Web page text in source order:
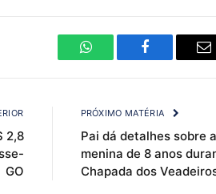
WhatsAppFacebook
2,8
GO
PRÓXIMO MATÉRIA
Pai dá detalhes sobre
menina de 8 anos
Chapada dos